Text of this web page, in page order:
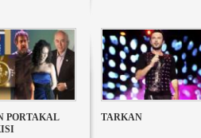
PORTAKAL
TARKAN